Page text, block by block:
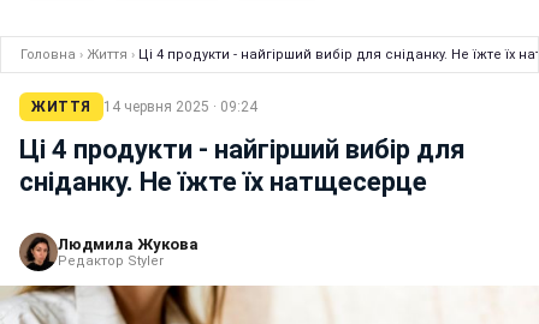
Головна › Життя › Ці 4 продукти - найгірший вибір для сніданку. Не їжте їх
ЖИТТЯ 14 червня 2025 · 09:24
Ці 4 продукти - найгірший вибір для
сніданку. Не їжте їх натщесерце
Людмила Жукова
Редактор Styler